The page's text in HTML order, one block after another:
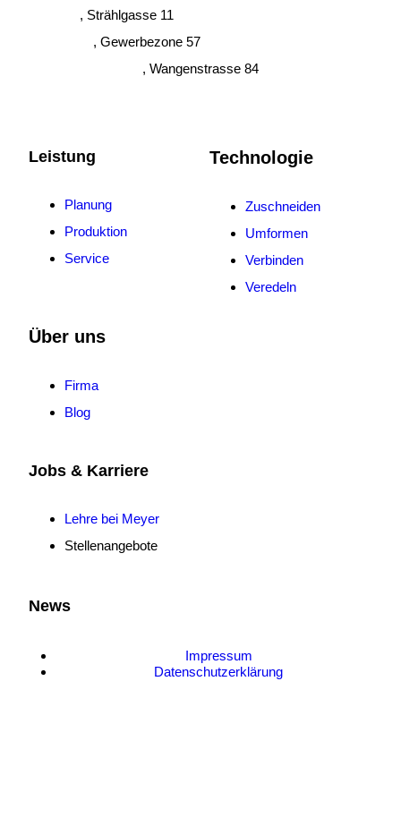
, Strählgasse 11
, Gewerbezone 57
, Wangenstrasse 84
Leistung
Planung
Produktion
Service
Technologie
Zuschneiden
Umformen
Verbinden
Veredeln
Über uns
Firma
Blog
Jobs & Karriere
Lehre bei Meyer
Stellenangebote
News
Impressum
Datenschutzerklärung